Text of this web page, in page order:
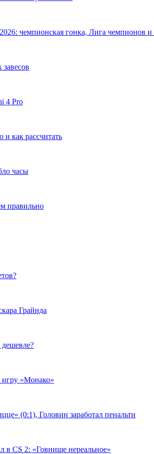
чемпионская гонка, Лига чемпионов
4 Pro
как рассчитать
часы
правильно
Грайнда
«Монако»
(0:1), Головин заработал пенальти
в CS 2: «Говнище нереальное»